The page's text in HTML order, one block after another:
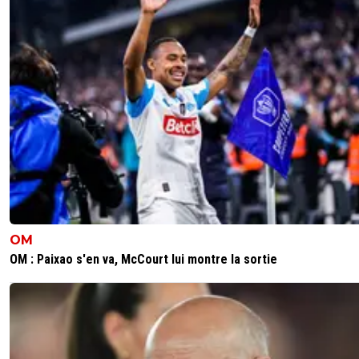
sergio35 18 juillet 2025 à 16:34
Textor va acheter le club de Rotterdam, mais vous vous
savez rien les merdias!
0+ Répondre
cocolasticot-inomin 18 juillet 2025 à 15:25 0
Bota Nik ta sœur
0+ Répondre
tout va bien ?
0+ Répondre
cocolasticot-inomin +
Bota Nik LOL
OM
OM : Paixao s'en va, McCourt lui montre la sortie